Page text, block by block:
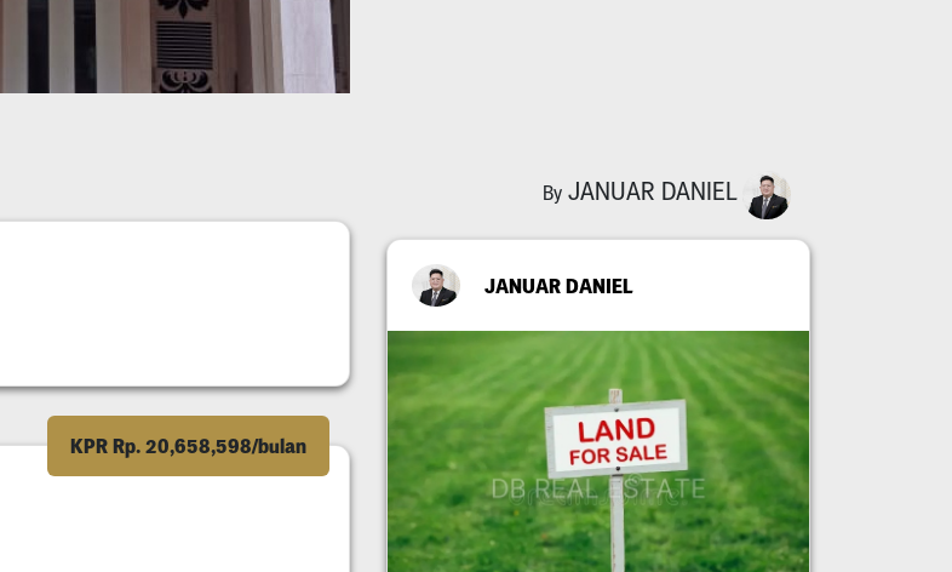
KPR Rp. 20,658,598/bulan
By JANUAR DANIEL
JANUAR DANIEL